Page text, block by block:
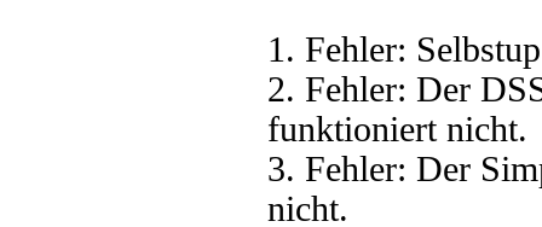
1. Fehler:
2. Fehler: Der
funktioniert nicht.
3. Fehler: Der
nicht.